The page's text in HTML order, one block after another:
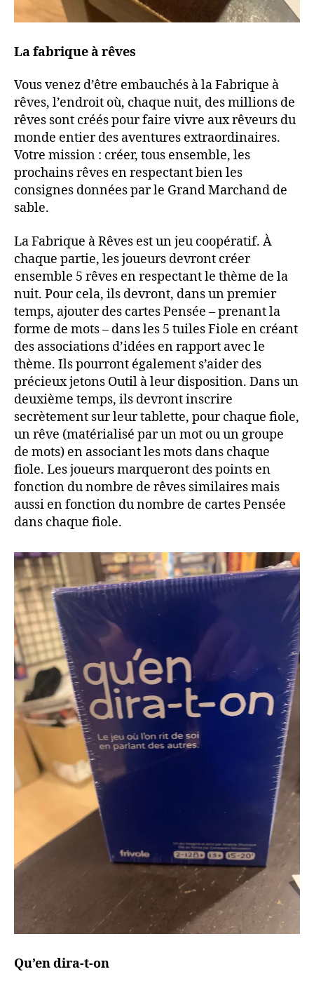
La fabrique à rêves
Vous venez d’être embauchés à la Fabrique à
rêves, l’endroit où, chaque nuit, des millions de
rêves sont créés pour faire vivre aux rêveurs du
monde entier des aventures extraordinaires.
Votre mission : créer, tous ensemble, les
prochains rêves en respectant bien les
consignes données par le Grand Marchand de
sable.
La Fabrique à Rêves est un jeu coopératif. À
chaque partie, les joueurs devront créer
ensemble 5 rêves en respectant le thème de la
nuit. Pour cela, ils devront, dans un premier
temps, ajouter des cartes Pensée – prenant la
forme de mots – dans les 5 tuiles Fiole en créant
des associations d’idées en rapport avec le
thème. Ils pourront également s’aider des
précieux jetons Outil à leur disposition. Dans un
deuxième temps, ils devront inscrire
secrètement sur leur tablette, pour chaque fiole,
un rêve (matérialisé par un mot ou un groupe
de mots) en associant les mots dans chaque
fiole. Les joueurs marqueront des points en
fonction du nombre de rêves similaires mais
aussi en fonction du nombre de cartes Pensée
dans chaque fiole.
Qu’en dira-t-on